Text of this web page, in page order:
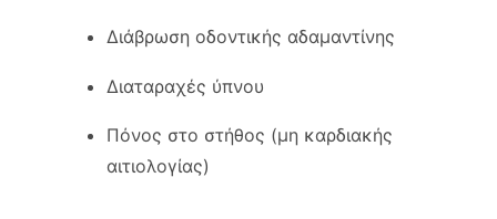
Διάβρωση οδοντικής αδαμαντίνης
Διαταραχές ύπνου
Πόνος στο στήθος (μη καρδιακής
αιτιολογίας)